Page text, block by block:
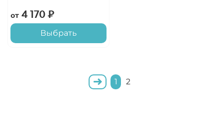
от4 170 ₽
Выбрать
1 2